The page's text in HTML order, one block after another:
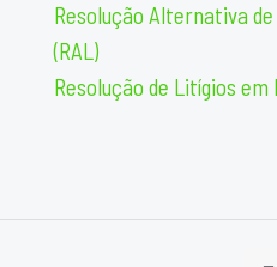
Resolução Alternativa
(RAL)
Resolução de Litígios em